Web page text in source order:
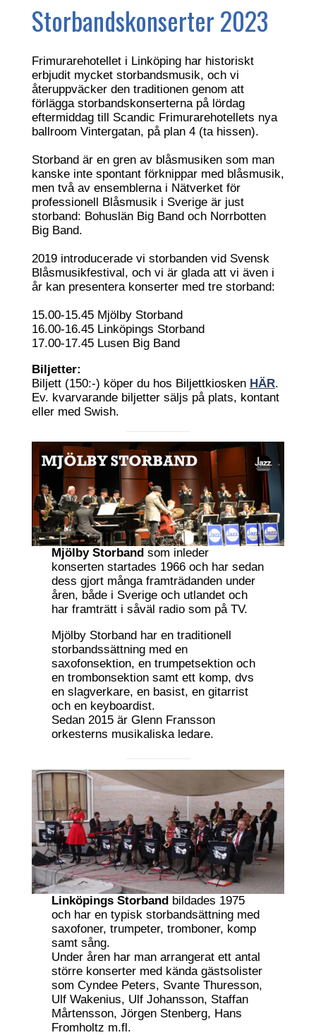
Storbandskonserter 2023
Frimurarehotellet i Linköping har historiskt
erbjudit mycket storbandsmusik, och vi
återuppväcker den traditionen genom att
förlägga storbandskonserterna på lördag
eftermiddag till Scandic Frimurarehotellets nya
ballroom Vintergatan, på plan 4 (ta hissen).
Storband är en gren av blåsmusiken som man
kanske inte spontant förknippar med blåsmusik,
men två av ensemblerna i Nätverket för
professionell Blåsmusik i Sverige är just
storband: Bohuslän Big Band och Norrbotten
Big Band.
2019 introducerade vi storbanden vid Svensk
Blåsmusikfestival, och vi är glada att vi även i
år kan presentera konserter med tre storband:
15.00-15.45 Mjölby Storband
16.00-16.45 Linköpings Storband
17.00-17.45 Lusen Big Band
Biljetter:
Biljett (150:-) köper du hos Biljettkiosken HÄR.
Ev. kvarvarande biljetter säljs på plats, kontant
eller med Swish.
Mjölby Storband som inleder
konserten startades 1966 och har sedan
dess gjort många framträdanden under
åren, både i Sverige och utlandet och
har framträtt i såväl radio som på TV.
Mjölby Storband har en traditionell
storbandssättning med en
saxofonsektion, en trumpetsektion och
en trombonsektion samt ett komp, dvs
en slagverkare, en basist, en gitarrist
och en keyboardist.
Sedan 2015 är Glenn Fransson
orkesterns musikaliska ledare.
Linköpings Storband bildades 1975
och har en typisk storbandsättning med
saxofoner, trumpeter, tromboner, komp
samt sång.
Under åren har man arrangerat ett antal
större konserter med kända gästsolister
som Cyndee Peters, Svante Thuresson,
Ulf Wakenius, Ulf Johansson, Staffan
Mårtensson, Jörgen Stenberg, Hans
Fromholtz m.fl.